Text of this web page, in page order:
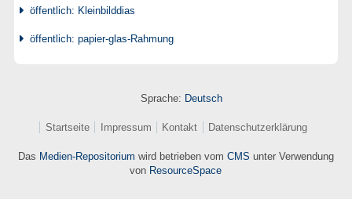
öffentlich: Kleinbilddias
öffentlich: papier-glas-Rahmung
Sprache: Deutsch
Startseite Impressum Kontakt Datenschutzerklärung
Das Medien-Repositorium wird betrieben vom CMS unter Verwendung
von ResourceSpace